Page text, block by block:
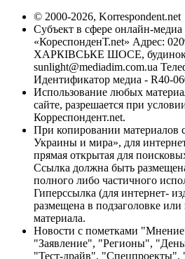
© 2000-2026, Korrespondent.net
Субъект в сфере онлайн-
«КореспонденТ.net» Адрес:
ХАРКІВСЬКЕ ШОСЕ, будинок
sunlight@mediadim.com.ua
Идентификатор медиа - R40-
Использование любых
сайте, разрешается при
Корреспондент.net.
При копировании материалов
Украины и мира», для
прямая открытая для
Ссылка должна быть
полного либо частичного
Гиперссылка (для интернет-
размещена в подзаголовке или
материала.
Новости с пометками
"Заявление", "Регионы",
"Тест-драйв",